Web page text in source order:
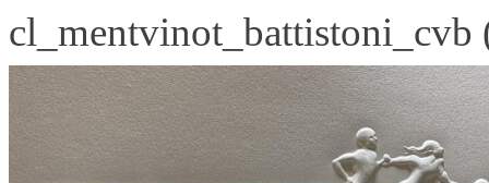
cl_mentvinot_battistoni_cvb